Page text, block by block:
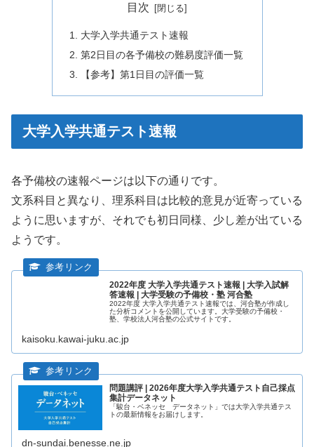
目次
大学入学共通テスト速報
第2日目の各予備校の難易度評価一覧
【参考】第1日目の評価一覧
大学入学共通テスト速報
各予備校の速報ページは以下の通りです。
文系科目と異なり、理系科目は比較的意見が近寄っている
ように思いますが、それでも初日同様、少し差が出ている
ようです。
2022年度 大学入学共通テスト速報 | 大学入試解
答速報 | 大学受験の予備校・塾 河合塾
2022年度 大学入学共通テスト速報では、河合塾が作成し
た分析コメントを公開しています。大学受験の予備校・
塾、学校法人河合塾の公式サイトです。
kaisoku.kawai-juku.ac.jp
問題講評 | 2026年度大学入学共通テスト自己採点
集計データネット
「駿台・ベネッセ データネット」では大学入学共通テス
トの最新情報をお届けします。
dn-sundai.benesse.ne.jp